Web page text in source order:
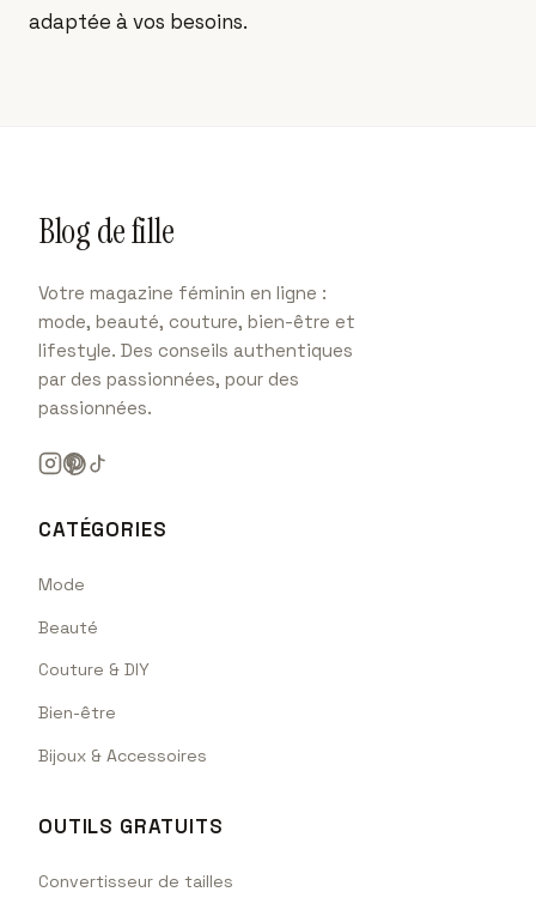
adaptée à vos besoins.
Blog de fille
Votre magazine féminin en ligne :
mode, beauté, couture, bien-être et
lifestyle. Des conseils authentiques
par des passionnées, pour des
passionnées.
CATÉGORIES
Mode
Beauté
Couture & DIY
Bien-être
Bijoux & Accessoires
OUTILS GRATUITS
Convertisseur de tailles